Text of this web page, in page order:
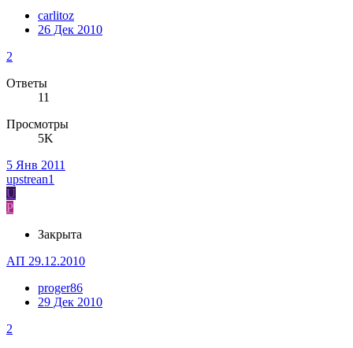
carlitoz
26 Дек 2010
2
Ответы
11
Просмотры
5K
5 Янв 2011
upstrean1
U
P
Закрыта
АП 29.12.2010
proger86
29 Дек 2010
2